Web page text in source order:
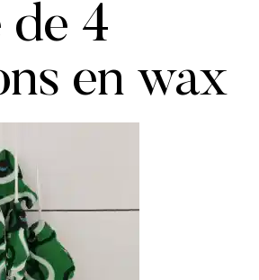
de 4
en wax